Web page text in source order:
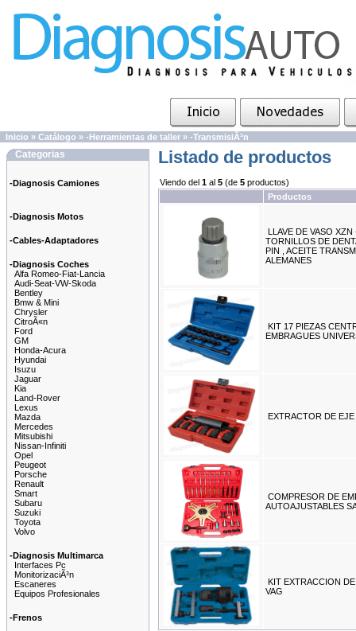
Inicio » Catálogo » -Herramientas de taller » -TransmisiÃ³n
Categorias
-Diagnosis Camiones
-Diagnosis Motos
-Cables-Adaptadores
-Diagnosis Coches
Alfa Romeo-Fiat-Lancia
Audi-Seat-VW-Skoda
Bentley
Bmw & Mini
Chrysler
CitroÃ«n
Ford
GM
Honda-Acura
Hyundai
Isuzu
Jaguar
Kia
Land-Rover
Lexus
Mazda
Mercedes
Mitsubishi
Nissan-Infiniti
Opel
Peugeot
Porsche
Renault
Smart
Subaru
Suzuki
Toyota
Volvo
-Diagnosis Multimarca
Interfaces Pc
MonitorizaciÃ³n
Escaneres
Equipos Profesionales
-Frenos
Listado de productos
Viendo del 1 al 5 (de 5 productos)
Productos
LLAVE DE VASO XZN
TORNILLOS DE
PIN , ACEITE
ALEMANES
KIT 17 PIEZAS
EMBRAGUES
EXTRACTOR DE
COMPRESOR DE
AUTOAJUSTABLES
KIT EXTRACCION
VAG